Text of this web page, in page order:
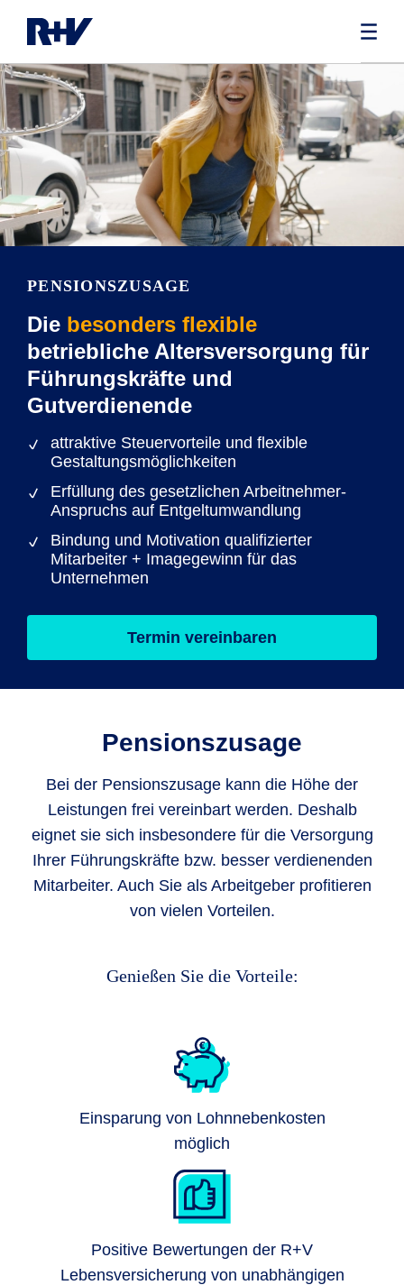
PENSIONSZUSAGE
Die besonders flexible
betriebliche Altersversorgung für
Führungskräfte und
Gutverdienende
attraktive Steuervorteile und flexible
Gestaltungsmöglichkeiten
Erfüllung des gesetzlichen Arbeitnehmer-
Anspruchs auf Entgeltumwandlung
Bindung und Motivation qualifizierter
Mitarbeiter + Imagegewinn für das
Unternehmen
Termin vereinbaren
Pensionszusage
Bei der Pensionszusage kann die Höhe der
Leistungen frei vereinbart werden. Deshalb
eignet sie sich insbesondere für die Versorgung
Ihrer Führungskräfte bzw. besser verdienenden
Mitarbeiter. Auch Sie als Arbeitgeber profitieren
von vielen Vorteilen.
Genießen Sie die Vorteile:
Einsparung von Lohnnebenkosten
möglich
Positive Bewertungen der R+V
Lebensversicherung von unabhängigen